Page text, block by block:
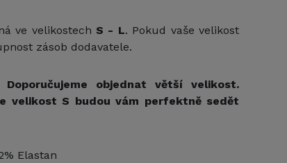
ve velikostech S - L. Pokud vaše velikost
zásob dodavatele.
objednat větší velikost.
velikost S budou vám perfektně sedět
Elastan